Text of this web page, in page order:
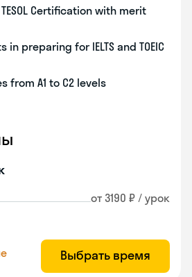
Certification with merit
preparing for IELTS and TOEIC
from A1 to C2 levels
от 3190 ₽ / урок
Выбрать время